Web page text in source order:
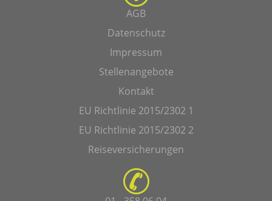
AGB
Datenschutz
Impressum
Stellenangebote
Kontakt
EU Richtlinie 2015/2302 1
EU Richtlinie 2015/2302 2
Reiseversicherungen